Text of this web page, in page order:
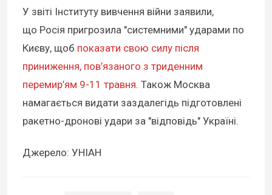
У звіті Інституту вивчення війни заявили,
що Росія пригрозила "системними" ударами по
Києву, щоб показати свою силу після
приниження, пов’язаного з триденним
перемир’ям 9-11 травня. Також Москва
намагається видати заздалегідь підготовлені
ракетно-дронові удари за "відповідь" Україні.
Джерело: УНІАН